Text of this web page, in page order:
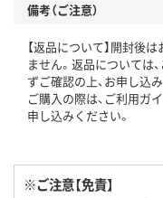
備考（ご注意）
【返品について】開封後
ません。返品については
ずご確認の上、お申し込
ご購入の際は、ご利用ガイ
申し込みください。
※ご注意【免責】